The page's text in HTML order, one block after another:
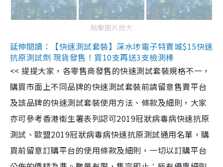
點擊圖片放大
延伸閱讀：【快速測試套裝】深水埗電子特賣城$15快速
抗原測試劑 現貨發售！買10支再送3支檢測棒
<< 提提大家，各零售商發售的快速測試套裝規格不一，
購買市面上不同品牌的快速測試套裝前請留意售賣平台
及該品牌的快速測試套裝使用方法、條款及細則，大家
亦可參考香港衞生署表列認可2019冠狀病毒病快速抗原
測試、歐盟2019冠狀病毒病快速抗原測試通用名單，購
買前留意訂購平台的使用條款及細則，一切以訂購平台